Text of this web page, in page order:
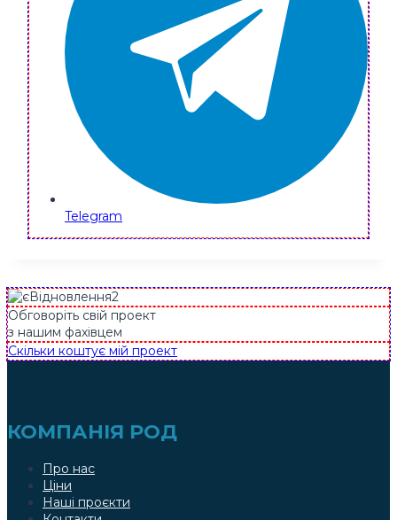
Telegram
Обговоріть свій проект
з нашим фахівцем
Скільки коштує мій проект
КОМПАНІЯ РОД
Про нас
Ціни
Наші проєкти